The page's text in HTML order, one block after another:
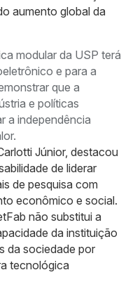
aumento global da
modular da USP terá
e para a
que a
e políticas
a independência
Júnior, destacou
de liderar
de pesquisa com
econômico e social.
não substitui a
da instituição
da sociedade por
tecnológica